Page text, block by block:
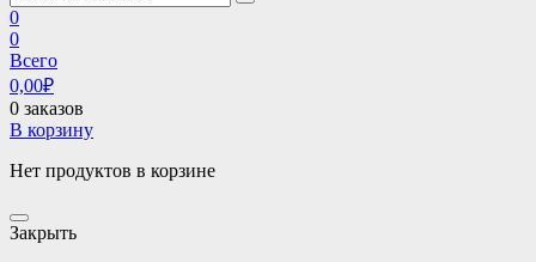
0
0
Всего
0,00₽
0 заказов
В корзину
Нет продуктов в корзине
Закрыть